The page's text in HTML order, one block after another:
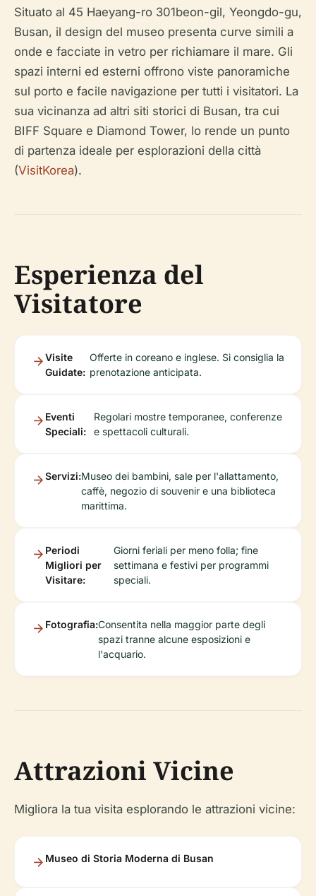
Situato al 45 Haeyang-ro 301beon-gil, Yeongdo-gu,
Busan, il design del museo presenta curve simili a
onde e facciate in vetro per richiamare il mare. Gli
spazi interni ed esterni offrono viste panoramiche
sul porto e facile navigazione per tutti i visitatori. La
sua vicinanza ad altri siti storici di Busan, tra cui
BIFF Square e Diamond Tower, lo rende un punto
di partenza ideale per esplorazioni della città
(VisitKorea).
Esperienza del
Visitatore
Visite
Guidate:
Offerte in coreano e inglese. Si consiglia la
prenotazione anticipata.
Eventi
Speciali:
Regolari mostre temporanee, conferenze
e spettacoli culturali.
Servizi:Museo dei bambini, sale per l'allattamento,
caffè, negozio di souvenir e una biblioteca
marittima.
Periodi
Migliori per
Visitare:
Giorni feriali per meno folla; fine
settimana e festivi per programmi
speciali.
Fotografia:Consentita nella maggior parte degli
spazi tranne alcune esposizioni e
l'acquario.
Attrazioni Vicine
Migliora la tua visita esplorando le attrazioni vicine:
Museo di Storia Moderna di Busan